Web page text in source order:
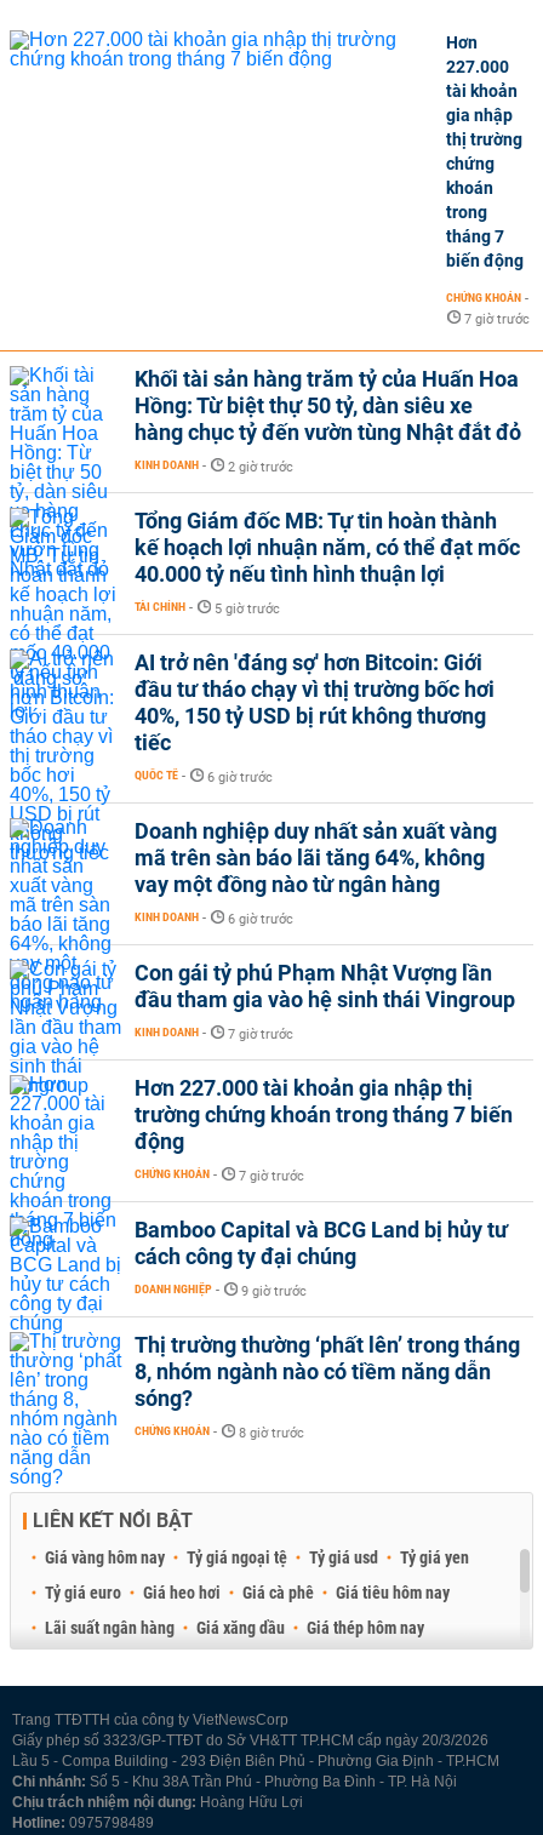
Hơn
227.000
tài khoản
gia nhập
thị trường
chứng
khoán
trong
tháng 7
biến động
CHỨNG KHOÁN -
7 giờ trước
Khối tài sản hàng trăm tỷ của Huấn Hoa
Hồng: Từ biệt thự 50 tỷ, dàn siêu xe
hàng chục tỷ đến vườn tùng Nhật đắt đỏ
KINH DOANH - 2 giờ trước
Tổng Giám đốc MB: Tự tin hoàn thành
kế hoạch lợi nhuận năm, có thể đạt mốc
40.000 tỷ nếu tình hình thuận lợi
TÀI CHÍNH - 5 giờ trước
AI trở nên 'đáng sợ' hơn Bitcoin: Giới
đầu tư tháo chạy vì thị trường bốc hơi
40%, 150 tỷ USD bị rút không thương
tiếc
QUỐC TẾ - 6 giờ trước
Doanh nghiệp duy nhất sản xuất vàng
mã trên sàn báo lãi tăng 64%, không
vay một đồng nào từ ngân hàng
KINH DOANH - 6 giờ trước
Con gái tỷ phú Phạm Nhật Vượng lần
đầu tham gia vào hệ sinh thái Vingroup
KINH DOANH - 7 giờ trước
Hơn 227.000 tài khoản gia nhập thị
trường chứng khoán trong tháng 7 biến
động
CHỨNG KHOÁN - 7 giờ trước
Bamboo Capital và BCG Land bị hủy tư
cách công ty đại chúng
DOANH NGHIỆP - 9 giờ trước
Thị trường thường ‘phất lên’ trong tháng
8, nhóm ngành nào có tiềm năng dẫn
sóng?
CHỨNG KHOÁN - 8 giờ trước
LIÊN KẾT NỔI BẬT
Giá vàng hôm nay Tỷ giá ngoại tệ Tỷ giá usd
Tỷ giá yen
Tỷ giá euro
Giá heo hơi Giá cà phê
Giá tiêu hôm nay
Lãi suất ngân hàng
Giá xăng dầu
Giá thép hôm nay
Trang TTĐTTH của công ty VietNewsCorp
Giấy phép số 3323/GP-TTĐT do Sở VH&TT TP.HCM cấp ngày 20/3/2026
Lầu 5 - Compa Building - 293 Điện Biên Phủ - Phường Gia Định - TP.HCM
Chi nhánh: Số 5 - Khu 38A Trần Phú - Phường Ba Đình - TP. Hà Nội
Chịu trách nhiệm nội dung: Hoàng Hữu Lợi
Hotline: 0975798489